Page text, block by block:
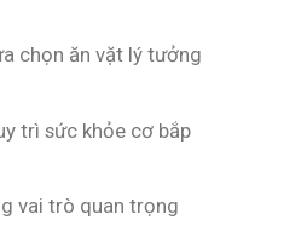
chọn ăn vặt lý tưởng
trì sức khỏe cơ bắp
vai trò quan trọng